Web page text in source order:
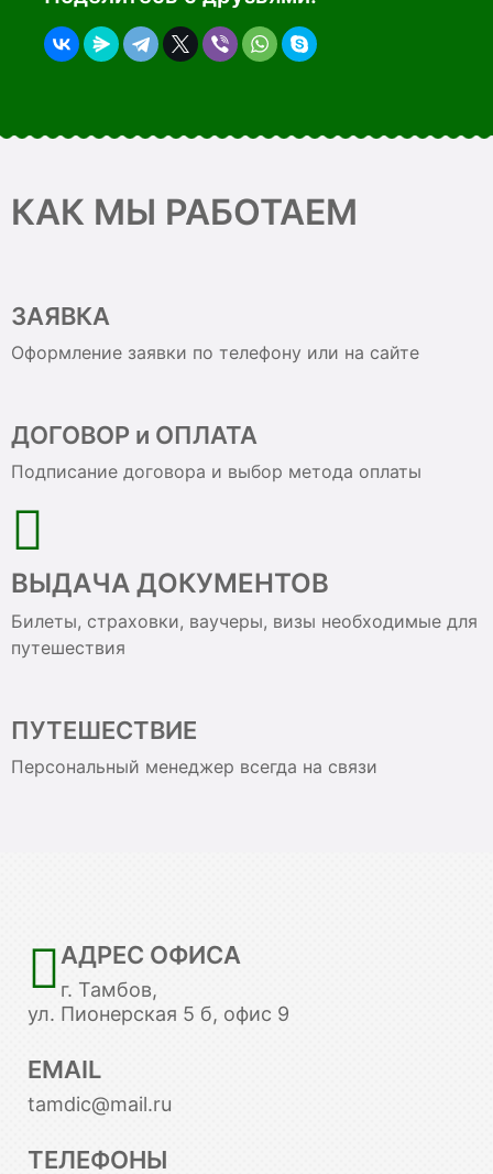
КАК МЫ РАБОТАЕМ
ЗАЯВКА
Оформление заявки по телефону или на сайте
ДОГОВОР и ОПЛАТА
Подписание договора и выбор метода оплаты
ВЫДАЧА ДОКУМЕНТОВ
Билеты, страховки, ваучеры, визы необходимые для
путешествия
ПУТЕШЕСТВИЕ
Персональный менеджер всегда на связи
АДРЕС ОФИСА
г. Тамбов,
ул. Пионерская 5 б, офис 9
EMAIL
tamdic@mail.ru
ТЕЛЕФОНЫ